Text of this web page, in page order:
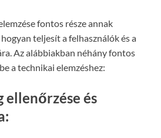
fontos része annak
teljesít a felhasználók és a
Az alábbiakban néhány fontos
a technikai elemzéshez:
ellenőrzése és